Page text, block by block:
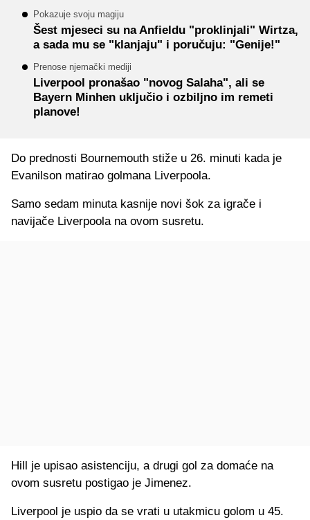
Pokazuje svoju magiju
Šest mjeseci su na Anfieldu "proklinjali" Wirtza,
a sada mu se "klanjaju" i poručuju: "Genije!"
Prenose njemački mediji
Liverpool pronašao "novog Salaha", ali se
Bayern Minhen uključio i ozbiljno im remeti
planove!
Do prednosti Bournemouth stiže u 26. minuti kada je
Evanilson matirao golmana Liverpoola.
Samo sedam minuta kasnije novi šok za igrače i
navijače Liverpoola na ovom susretu.
Hill je upisao asistenciju, a drugi gol za domaće na
ovom susretu postigao je Jimenez.
Liverpool je uspio da se vrati u utakmicu golom u 45.